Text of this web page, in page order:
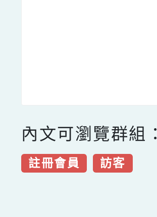
內文可瀏覽群組：
註冊會員 訪客